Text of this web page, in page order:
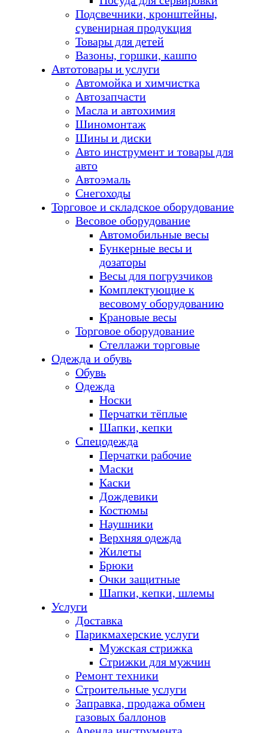
Подсвечники, кронштейны,
сувенирная продукция
Товары для детей
Вазоны, горшки, кашпо
Автотовары и услуги
Автомойка и химчистка
Автозапчасти
Масла и автохимия
Шиномонтаж
Шины и диски
Авто инструмент и товары для
авто
Автоэмаль
Снегоходы
Торговое и складское оборудование
Весовое оборудование
Автомобильные весы
Бункерные весы и
дозаторы
Весы для погрузчиков
Комплектующие к
весовому оборудованию
Крановые весы
Торговое оборудование
Стеллажи торговые
Одежда и обувь
Обувь
Одежда
Носки
Перчатки тёплые
Шапки, кепки
Спецодежда
Перчатки рабочие
Маски
Каски
Дождевики
Костюмы
Наушники
Верхняя одежда
Жилеты
Брюки
Очки защитные
Шапки, кепки, шлемы
Услуги
Доставка
Парикмахерские услуги
Мужская стрижка
Стрижки для мужчин
Ремонт техники
Строительные услуги
Заправка, продажа обмен
газовых баллонов